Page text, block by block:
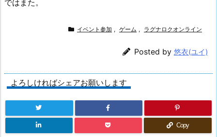
ではまた。
イベント参加 , ゲーム , ラグナロクオンライン
Posted by 悠衣(ユイ)
よろしければシェアお願いします
Copy